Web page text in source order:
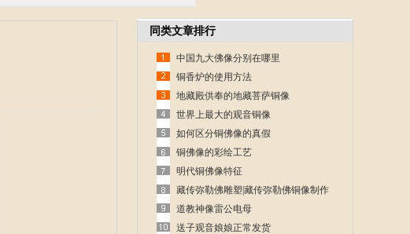
同类文章排行
中国九大佛像分别在哪里
铜香炉的使用方法
地藏殿供奉的地藏菩萨铜像
世界上最大的观音铜像
如何区分铜佛像的真假
铜佛像的彩绘工艺
明代铜佛像特征
藏传弥勒佛雕塑|藏传弥勒佛铜像制作
道教神像雷公电母
送子观音娘娘正常发货